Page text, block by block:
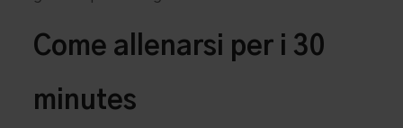
Come allenarsi per i 30
minutes